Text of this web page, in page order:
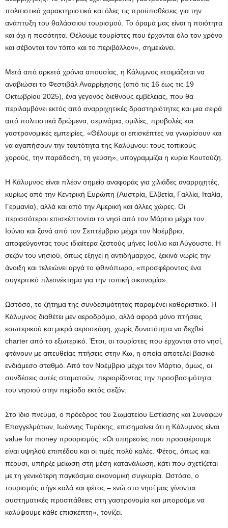
πολιτιστικά χαρακτηριστικά και όλες τις προϋποθέσεις για την
ανάπτυξη του θαλάσσιου τουρισμού. Το όραμά μας είναι η ποιότητα
και όχι η ποσότητα. Θέλουμε τουρίστες που έρχονται όλο τον χρόνο
και σέβονται τον τόπο και το περιβάλλον», σημειώνει.
Μετά από αρκετά χρόνια απουσίας, η Κάλυμνος ετοιμάζεται να
αναβιώσει το Φεστιβάλ Αναρρίχησης (από τις 16 έως τις 19
Οκτωβρίου 2025), ένα γεγονός διεθνούς εμβέλειας, που θα
περιλαμβάνει εκτός από αναρριχητικές δραστηριότητες και μια σειρά
από πολιτιστικά δρώμενα, σεμινάρια, ομιλίες, προβολές και
γαστρονομικές εμπειρίες. «Θέλουμε οι επισκέπτες να γνωρίσουν και
να αγαπήσουν την ταυτότητα της Καλύμνου: τους τοπικούς
χορούς, την παράδοση, τη γεύση», υπογραμμίζει η κυρία Κουτούζη.
Η Κάλυμνος είναι πλέον σημείο αναφοράς για χιλιάδες αναρριχητές,
κυρίως από την Κεντρική Ευρώπη (Αυστρία, Ελβετία, Γαλλία, Ιταλία,
Γερμανία), αλλά και από την Αμερική και άλλες χώρες. Οι
περισσότεροι επισκέπτονται το νησί από τον Μάρτιο μέχρι τον
Ιούνιο και ξανά από τον Σεπτέμβριο μέχρι τον Νοέμβριο,
αποφεύγοντας τους ιδιαίτερα ζεστούς μήνες Ιούλιο και Αύγουστο. Η
σεζόν του νησιού, όπως εξηγεί η αντιδήμαρχος, ξεκινά νωρίς την
άνοιξη και τελειώνει αργά το φθινόπωρο, «προσφέροντας ένα
συγκριτικό πλεονέκτημα για την τοπική οικονομία».
Ωστόσο, το ζήτημα της συνδεσιμότητας παραμένει καθοριστικό. Η
Κάλυμνος διαθέτει μεν αεροδρόμιο, αλλά αφορά μόνο πτήσεις
εσωτερικού και μικρά αεροσκάφη, χωρίς δυνατότητα να δεχθεί
charter από το εξωτερικό. Έτσι, οι τουρίστες που έρχονται στο νησί,
φτάνουν με απευθείας πτήσεις στην Κω, η οποία αποτελεί βασικό
ενδιάμεσο σταθμό. Από τον Νοέμβριο μέχρι τον Μάρτιο, όμως, οι
συνδέσεις αυτές σταματούν, περιορίζοντας την προσβασιμότητα
του νησιού στην περίοδο εκτός σεζόν.
Στο ίδιο πνεύμα, ο πρόεδρος του Σωματείου Εστίασης και Συναφών
Επαγγελμάτων, Ιωάννης Τυράκης, επισημαίνει ότι η Κάλυμνος είναι
value for money προορισμός. «Οι υπηρεσίες που προσφέρουμε
είναι υψηλού επιπέδου και οι τιμές πολύ καλές. Φέτος, όπως και
πέρυσι, υπήρξε μείωση στη μέση κατανάλωση, κάτι που σχετίζεται
με τη γενικότερη παγκόσμια οικονομική συγκυρία. Ωστόσο, ο
τουρισμός πήγε καλά και φέτος – ενώ στο νησί μας γίνονται
συστηματικές προσπάθειες στη γαστρονομία και μπορούμε να
καλύψουμε κάθε επισκέπτη», τονίζει.